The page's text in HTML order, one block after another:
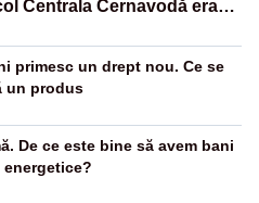
Centrala Cernavodă era
Ceaușescu
primesc un drept nou. Ce se
un produs
De ce este bine să avem bani